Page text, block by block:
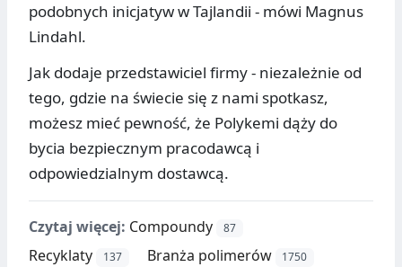
podobnych inicjatyw w Tajlandii - mówi Magnus
Lindahl.
Jak dodaje przedstawiciel firmy - niezależnie od
tego, gdzie na świecie się z nami spotkasz,
możesz mieć pewność, że Polykemi dąży do
bycia bezpiecznym pracodawcą i
odpowiedzialnym dostawcą.
Czytaj więcej: Compoundy 87
Recyklaty 137 Branża polimerów 1750